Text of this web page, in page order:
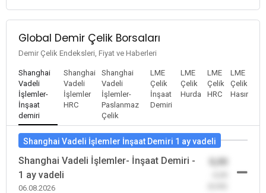
Global Demir Çelik Borsaları
Demir Çelik Endeksleri, Fiyat ve Haberleri
Shanghai
Vadeli
İşlemler-
İnşaat
demiri
Shanghai
Vadeli
İşlemler
HRC
Shanghai
Vadeli
İşlemler-
Paslanmaz
Çelik
LME
Çelik
İnşaat
Demiri
LME
Çelik
Hurda
LME
Çelik
HRC
LME
Çelik
Hasır
Shanghai Vadeli İşlemler İnşaat Demiri 1 ay vadeli
Shanghai Vadeli İşlemler- İnşaat Demiri -
1 ay vadeli
06.08.2026